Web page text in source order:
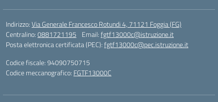
Indirizzo:Via Generale Francesco Rotundi 4, 71121 Foggia (FG)
Centralino:0881721195 Email:fgtf13000c@istruzione.it
Posta elettronica certificata (PEC):fgtf13000c@pec.istruzione.it
Codice fiscale: 94090750715
Codice meccanografico: FGTF13000C